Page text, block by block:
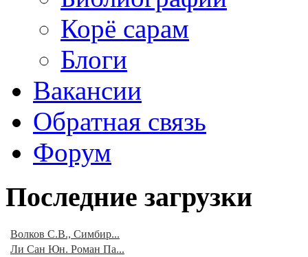
Корё сарам
Блоги
Вакансии
Обратная связь
Форум
Последние загрузки
Волков С.В., Симбир...
Ли Сан Юн. Роман Па...